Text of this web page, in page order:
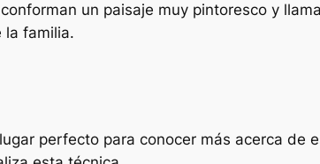
un paisaje muy pintoresco y
la familia.
perfecto para conocer más acerca de